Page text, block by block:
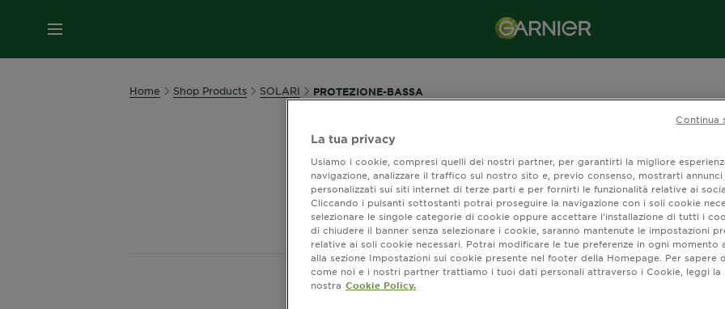
MENU
Home Shop Products SOLARI PROTEZIONE-BASSA
Shop crema protezione Bassa | 6 - 10
Protezioni basse per pelli scure.
La tua privacy
Usiamo i cookie, compresi quelli dei nostri partner, per garantirti la migliore
navigazione, analizzare il traffico sul nostro sito e, previo consenso, mostrarti annunci
personalizzati sui siti internet di terze parti e per fornirti le funzionalità relative ai
Cliccando i pulsanti sottostanti potrai proseguire la navigazione con i soli cookie
selezionare le singole categorie di cookie oppure accettare l’installazione di tutti i
di chiudere il banner senza selezionare i cookie, saranno mantenute le impostazioni
relative ai soli cookie necessari. Potrai modificare le tue preferenze in ogni momento
alla sezione Impostazioni sui cookie presente nel footer della Homepage. Per sapere
come noi e i nostri partner trattiamo i tuoi dati personali attraverso i Cookie, leggi la
nostra Cookie Policy.
Continua